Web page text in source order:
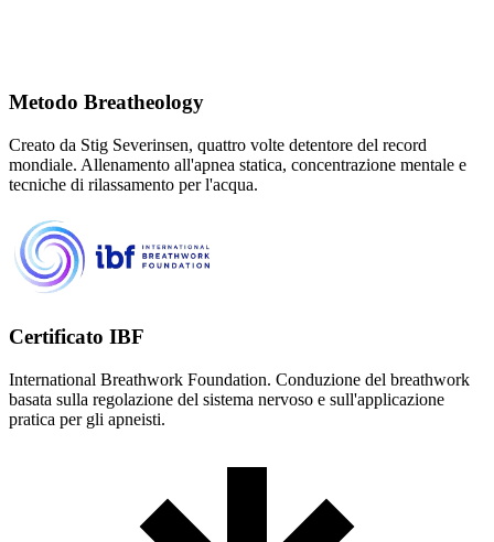
Metodo Breatheology
Creato da Stig Severinsen, quattro volte detentore del record
mondiale. Allenamento all'apnea statica, concentrazione mentale e
tecniche di rilassamento per l'acqua.
Certificato IBF
International Breathwork Foundation. Conduzione del breathwork
basata sulla regolazione del sistema nervoso e sull'applicazione
pratica per gli apneisti.